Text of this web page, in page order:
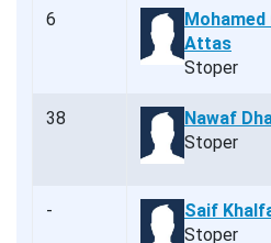
6
Mohamed
Attas
Stoper
38
Nawaf
Stoper
-
Saif
Stoper